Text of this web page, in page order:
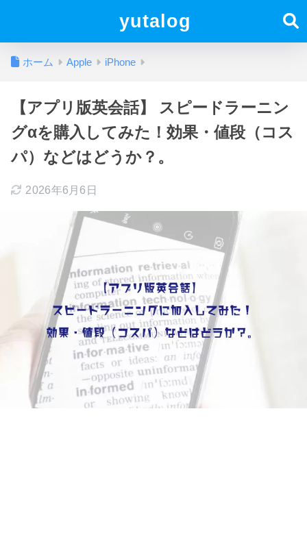
yutalog
ホーム Apple iPhone
【アプリ版英会話】 スピードラーニン
グαを購入してみた！効果・値段（コス
パ）などはどうか？。
2026年6月6日